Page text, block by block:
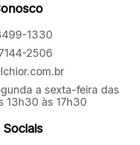
1330
2506
a sexta-feira das
13h30 às 17h30
Sociais